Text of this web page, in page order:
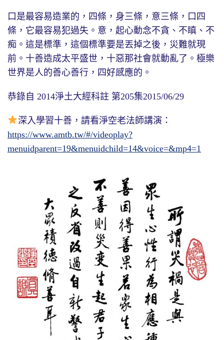
口是最容易造業的，四條，身三條，意三條，口四
條，它最容易犯過失。意，起心動念不貪、不瞋、不
痴。這是標準，這個標準要是丟掉之後，災難就現
前。十善造成太平盛世，十惡那社會就動亂了。極樂
世界是人的善心善行，四好感應的。
恭錄自 2014淨土大經科註 第205集2015/06/29
深入學習十善，請看淨空老法師講演：
https://www.amtb.tw/#/videoplay?
menuidparent=19&menuidchild=14&voice=&mp4=1